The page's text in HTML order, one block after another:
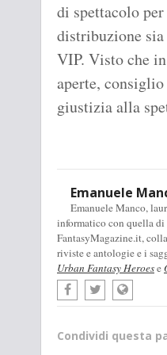
di spettacolo
distribuzione sia
VIP. Visto che
aperte,
giustizia alla
Emanuele
Emanuele Manco,
informatico con quella di
FantasyMagazine.it,
riviste e antologie e i
Urban Fantasy Heroese
Condividi questa